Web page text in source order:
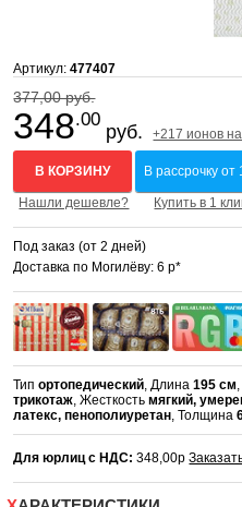
Артикул:477407
377,00 руб.
348.00
руб. +217 ионов
В КОРЗИНУ В рассрочку от
Нашли дешевле? Купить в 1
Под заказ (от 2 дней)
Доставка по Могилёву: 6 р*
Типортопедический , Длина195 см
трикотаж , Жесткостьмягкий,
латекс, пенополиуретан , Толщина
Для юрлиц с НДС: 348,00р